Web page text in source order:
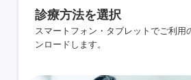
診療方法を選択
スマートフォン・タブレットでご利用
ンロードします。